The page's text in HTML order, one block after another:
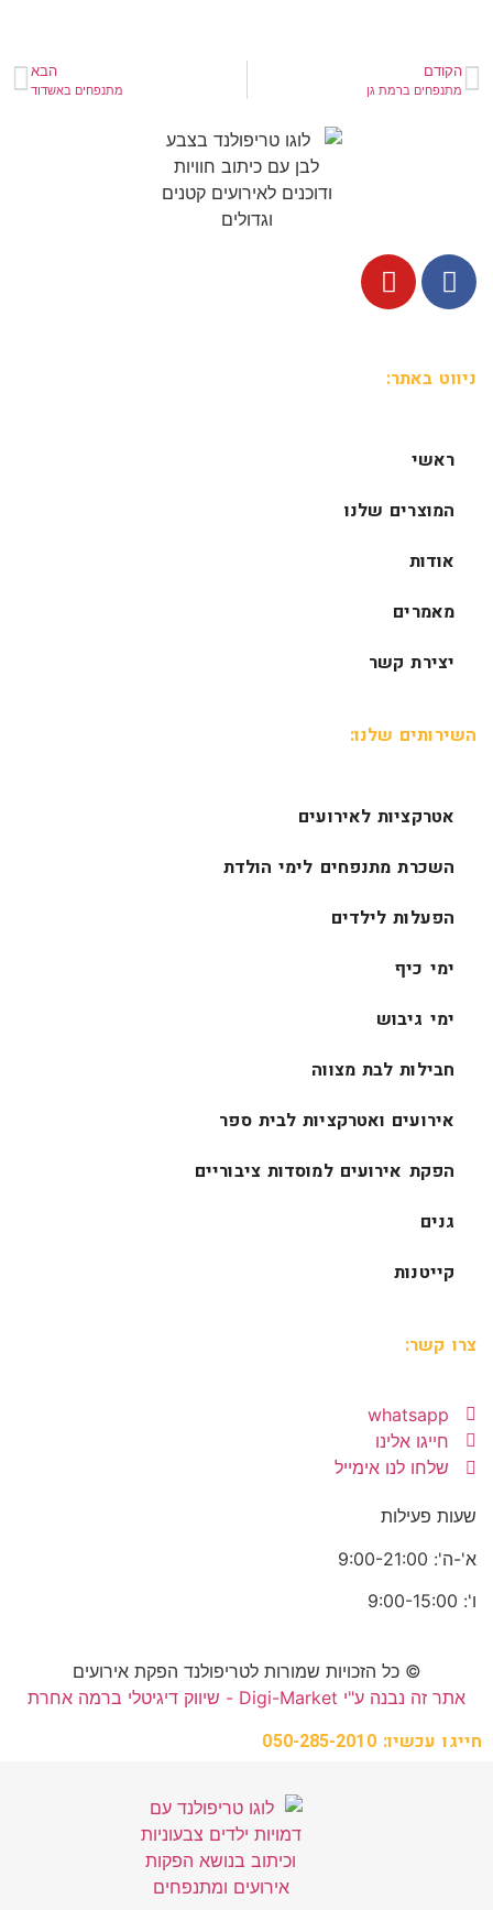
הקודם
מתנפחים ברמת גן
הבא
מתנפחים באשדוד
ניווט באתר:
ראשי
המוצרים שלנו
אודות
מאמרים
יצירת קשר
השירותים שלנו:
אטרקציות לאירועים
השכרת מתנפחים לימי הולדת
הפעלות לילדים
ימי כיף
ימי גיבוש
חבילות לבת מצווה
אירועים ואטרקציות לבית ספר
הפקת אירועים למוסדות ציבוריים
גנים
קייטנות
צרו קשר:
whatsapp
חייגו אלינו
שלחו לנו אימייל
שעות פעילות
א'-ה': 9:00-21:00
ו': 9:00-15:00
© כל הזכויות שמורות לטריפולנד הפקת אירועים
אתר זה נבנה ע"י Digi-Market - שיווק דיגיטלי ברמה אחרת
חייגו עכשיו: 050-285-2010